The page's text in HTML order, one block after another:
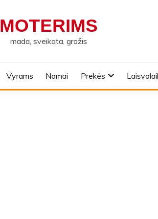
MOTERIMS
mada, sveikata, grožis
Vyrams Namai Prekės